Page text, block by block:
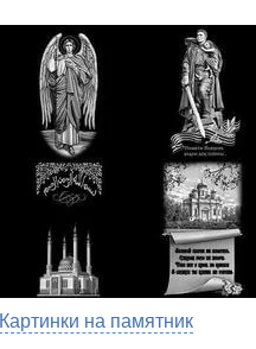
Картинки на памятник